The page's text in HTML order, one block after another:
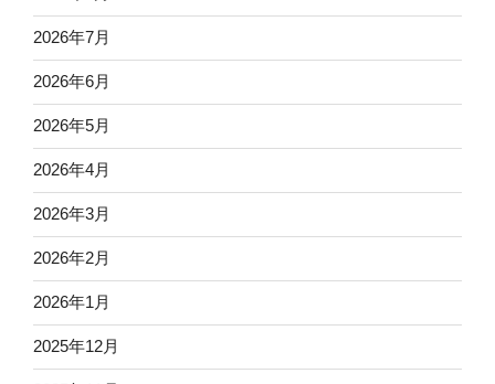
2026年7月
2026年6月
2026年5月
2026年4月
2026年3月
2026年2月
2026年1月
2025年12月